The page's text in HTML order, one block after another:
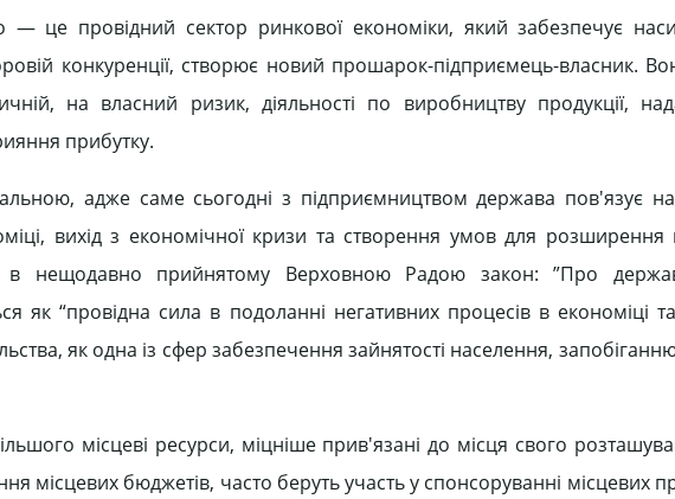
— це провідний сектор ринкової економіки, який забезпечує
конкуренції, створює новий прошарок-підприємець-власник.
на власний ризик, діяльності по виробництву продукції,
прибутку.
адже саме сьогодні з підприємництвом держава пов'язує
вихід з економічної кризи та створення умов для
нещодавно прийнятому Верховною Радою закон: ”Про
як “провідна сила в подоланні негативних процесів в економіці
як одна із сфер забезпечення зайнятості населення,
місцеві ресурси, міцніше прив'язані до місця свого
місцевих бюджетів, часто беруть участь у спонсоруванні місцевих